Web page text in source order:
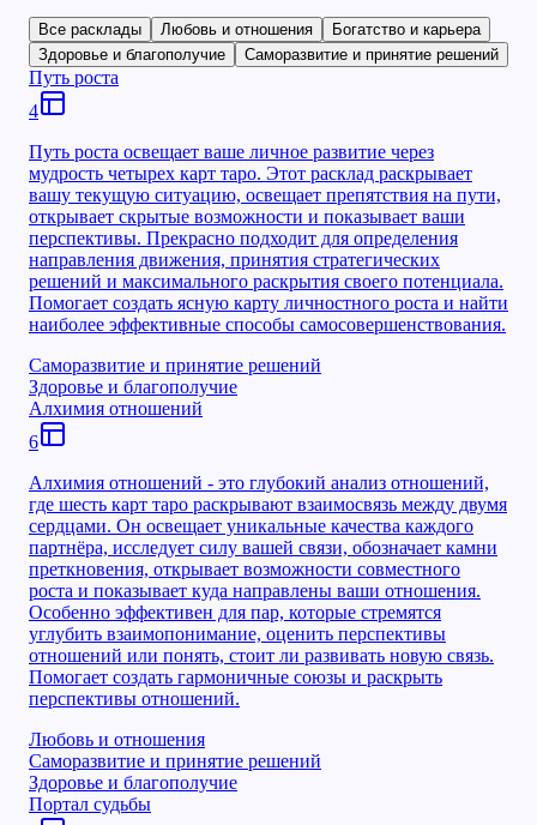
Все расклады Любовь и отношения
Богатство и карьера
Здоровье и благополучие
Саморазвитие и принятие решений
Путь роста
4
Путь роста освещает ваше личное развитие через
мудрость четырех карт таро. Этот расклад раскрывает
вашу текущую ситуацию, освещает препятствия на пути,
открывает скрытые возможности и показывает ваши
перспективы. Прекрасно подходит для определения
направления движения, принятия стратегических
решений и максимального раскрытия своего потенциала.
Помогает создать ясную карту личностного роста и найти
наиболее эффективные способы самосовершенствования.
Саморазвитие и принятие решений
Здоровье и благополучие
Алхимия отношений
6
Алхимия отношений - это глубокий анализ отношений,
где шесть карт таро раскрывают взаимосвязь между двумя
сердцами. Он освещает уникальные качества каждого
партнёра, исследует силу вашей связи, обозначает камни
преткновения, открывает возможности совместного
роста и показывает куда направлены ваши отношения.
Особенно эффективен для пар, которые стремятся
углубить взаимопонимание, оценить перспективы
отношений или понять, стоит ли развивать новую связь.
Помогает создать гармоничные союзы и раскрыть
перспективы отношений.
Любовь и отношения
Саморазвитие и принятие решений
Здоровье и благополучие
Портал судьбы